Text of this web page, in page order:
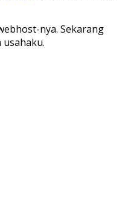
nya. Sekarang